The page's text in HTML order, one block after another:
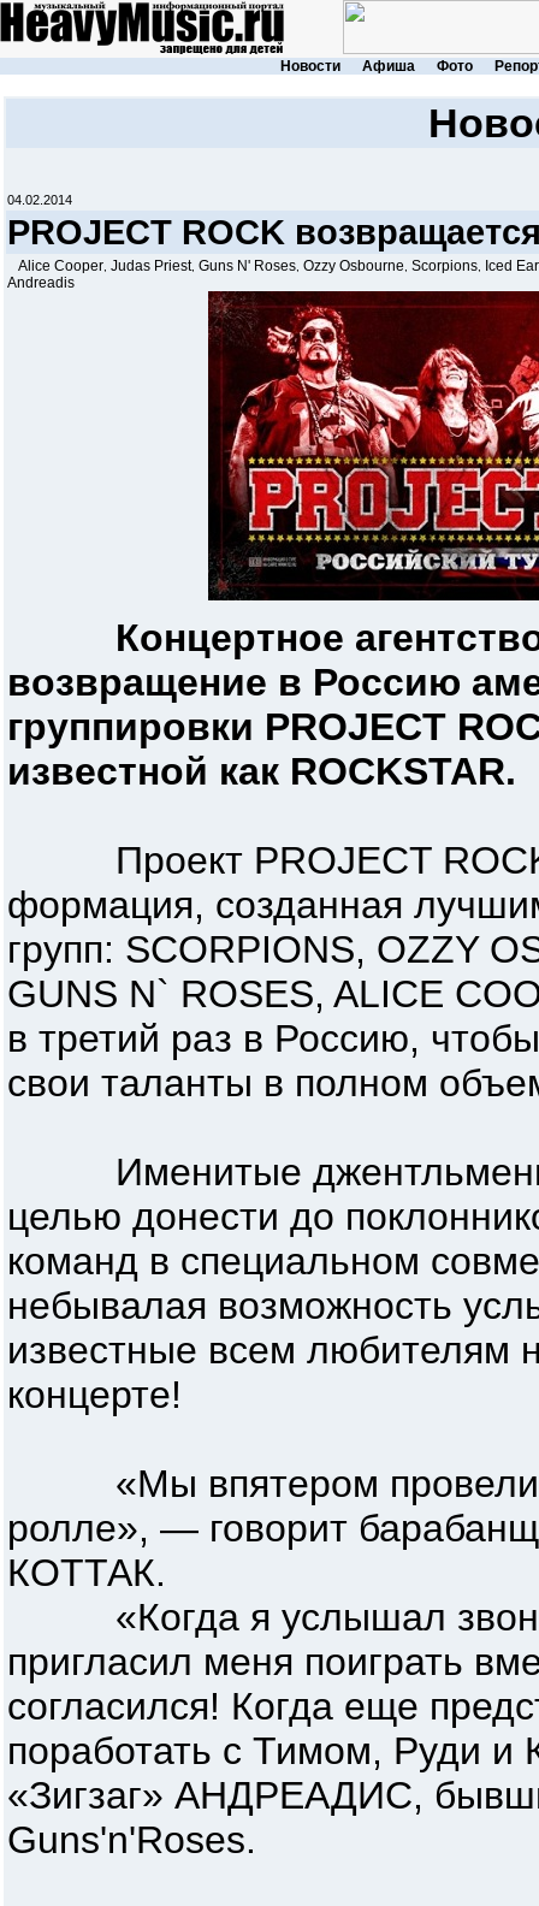
Новости Афиша Фото
04.02.2014
PROJECT ROCK
Alice Cooper Judas Priest, Guns N' Roses Ozzy Osbourne Scorpions
Iced
Andreadis
Концертное
возвращение в Россию
группировки PROJECT
известной как ROCKSTAR.
Проект PROJECT ROCK
формация, созданная
групп: SCORPIONS, OZZY
GUNS N` ROSES, ALICE
в третий раз в Россию,
свои таланты в полном
Именитые джентльмены
целью донести до
команд в специальном
небывалая возможность
известные всем любителям
концерте!
«Мы впятером провели
ролле», — говорит
КОТТАК.
«Когда я услышал
пригласил меня поиграть
согласился! Когда еще
поработать с Тимом, Руди
«Зигзаг» АНДРЕАДИС,
Guns'n'Roses.